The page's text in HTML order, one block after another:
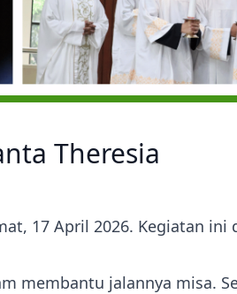
Theresia
17 April 2026. Kegiatan
membantu jalannya misa.